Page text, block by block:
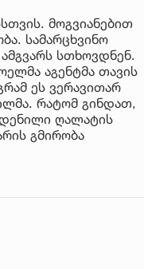
მოგვიანებით
სამარცხვინო
სთხოვდნენ.
აგენტმა თავის
ეს ვერავითარ
რატომ გინდათ,
ღალატის
გმირობა